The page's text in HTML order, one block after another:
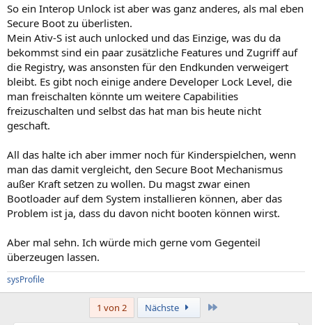
So ein Interop Unlock ist aber was ganz anderes, als mal eben
Secure Boot zu überlisten.
Mein Ativ-S ist auch unlocked und das Einzige, was du da
bekommst sind ein paar zusätzliche Features und Zugriff auf
die Registry, was ansonsten für den Endkunden verweigert
bleibt. Es gibt noch einige andere Developer Lock Level, die
man freischalten könnte um weitere Capabilities
freizuschalten und selbst das hat man bis heute nicht
geschaft.
All das halte ich aber immer noch für Kinderspielchen, wenn
man das damit vergleicht, den Secure Boot Mechanismus
außer Kraft setzen zu wollen. Du magst zwar einen
Bootloader auf dem System installieren können, aber das
Problem ist ja, dass du davon nicht booten können wirst.
Aber mal sehn. Ich würde mich gerne vom Gegenteil
überzeugen lassen.
sysProfile
1 von 2 Nächste